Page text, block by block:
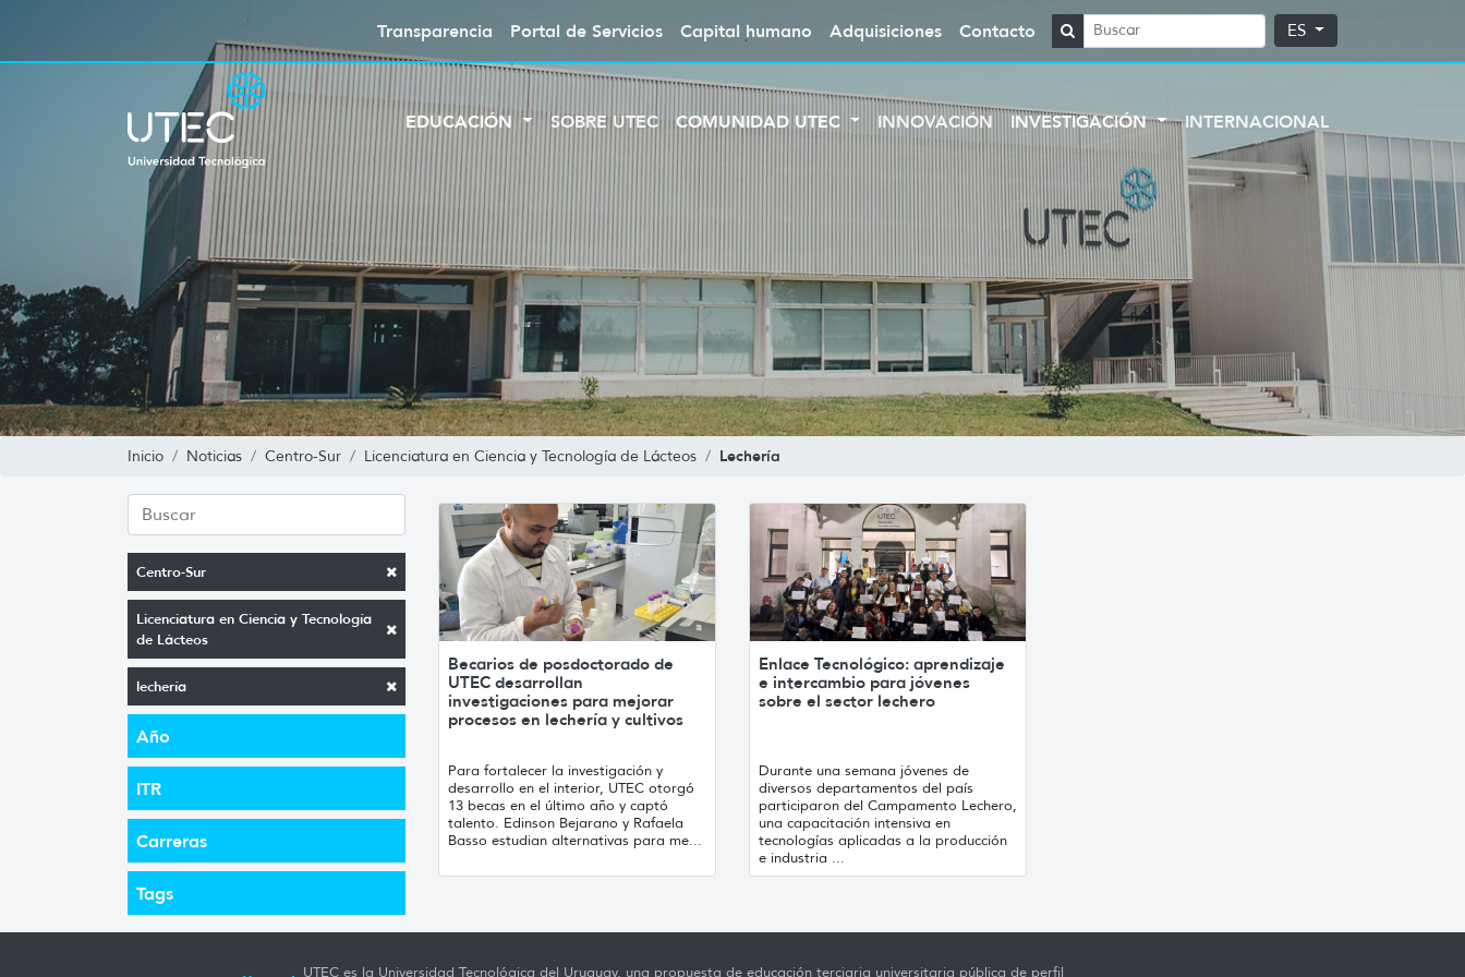
Transparencia Portal de Servicios Capital humano Adquisiciones Contacto ES
EDUCACIÓN SOBRE UTEC COMUNIDAD UTEC INNOVACIÓN INVESTIGACIÓN INTERNACIONAL
Inicio Noticias Centro-Sur Licenciatura en Ciencia y Tecnología de Lácteos Lechería
Centro-Sur
Licenciatura en Ciencia y Tecnología
de Lácteos
lechería
Año
ITR
Carreras
Tags
Becarios de posdoctorado de
UTEC desarrollan
investigaciones para mejorar
procesos en lechería y cultivos
Para fortalecer la investigación y
desarrollo en el interior, UTEC otorgó
13 becas en el último año y captó
talento. Edinson Bejarano y Rafaela
Basso estudian alternativas para me...
Enlace Tecnológico: aprendizaje
e intercambio para jóvenes
sobre el sector lechero
Durante una semana jóvenes de
diversos departamentos del país
participaron del Campamento Lechero,
una capacitación intensiva en
tecnologías aplicadas a la producción
e industria ...
UTEC es la Universidad Tecnológica del Uruguay, una propuesta de educación terciaria universitaria pública de perfil